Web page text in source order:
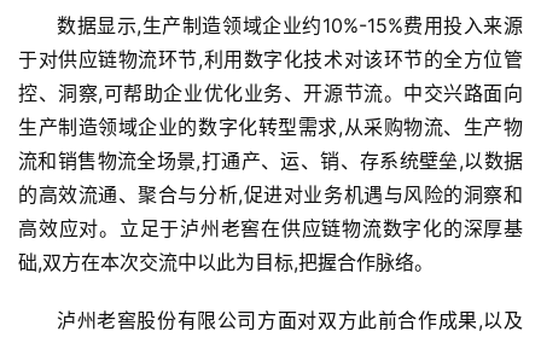
数据显示,生产制造领域企业约10%-15%费用投入来源
于对供应链物流环节,利用数字化技术对该环节的全方位管
控、洞察,可帮助企业优化业务、开源节流。中交兴路面向
生产制造领域企业的数字化转型需求,从采购物流、生产物
流和销售物流全场景,打通产、运、销、存系统壁垒,以数据
的高效流通、聚合与分析,促进对业务机遇与风险的洞察和
高效应对。立足于泸州老窖在供应链物流数字化的深厚基
础,双方在本次交流中以此为目标,把握合作脉络。
泸州老窖股份有限公司方面对双方此前合作成果,以及